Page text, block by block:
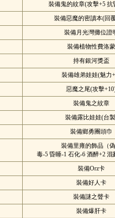
裝備鬼的紋章(攻擊+5 抗
裝備惡魔的密讀本(回
裝備月光灣攤位證
裝備植物性費洛蒙
持有銀河獎盃
裝備雄弟娃娃(魅力
惡魔之尾(攻擊
裝備鬼之紋章
裝備露比娃娃(台
裝備鄉勇團頭巾
裝備里雍的飾品（
毒-5 昏睡-1 石化-6 酒醉+2 混
裝備Orz卡
裝備好人卡
裝備謎之聲卡
裝備爆肝卡